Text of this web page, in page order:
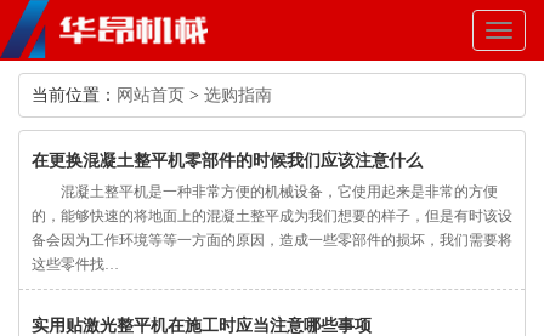
Toggle
当前位置： 网站首页 > 选购指南
在更换混凝土整平机零部件的时候我们应该注意什么
混凝土整平机是一种非常方便的机械设备，它使用起来是非常的方便
的，能够快速的将地面上的混凝土整平成为我们想要的样子，但是有时该设
备会因为工作环境等等一方面的原因，造成一些零部件的损坏，我们需要将
这些零件找…
实用贴激光整平机在施工时应当注意哪些事项